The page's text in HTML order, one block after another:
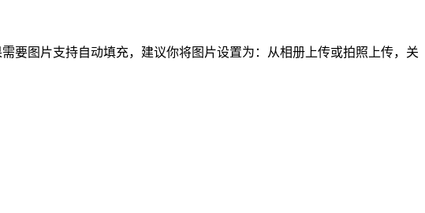
要图片支持自动填充，建议你将图片设置为：从相册上传或拍照上传，关